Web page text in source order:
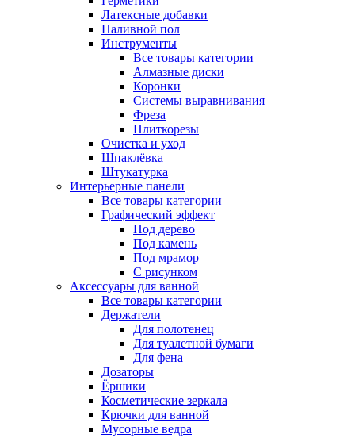
Латексные добавки
Наливной пол
Инструменты
Все товары категории
Алмазные диски
Коронки
Системы выравнивания
Фреза
Плиткорезы
Очистка и уход
Шпаклёвка
Штукатурка
Интерьерные панели
Все товары категории
Графический эффект
Под дерево
Под камень
Под мрамор
С рисунком
Аксессуары для ванной
Все товары категории
Держатели
Для полотенец
Для туалетной бумаги
Для фена
Дозаторы
Ёршики
Косметические зеркала
Крючки для ванной
Мусорные ведра